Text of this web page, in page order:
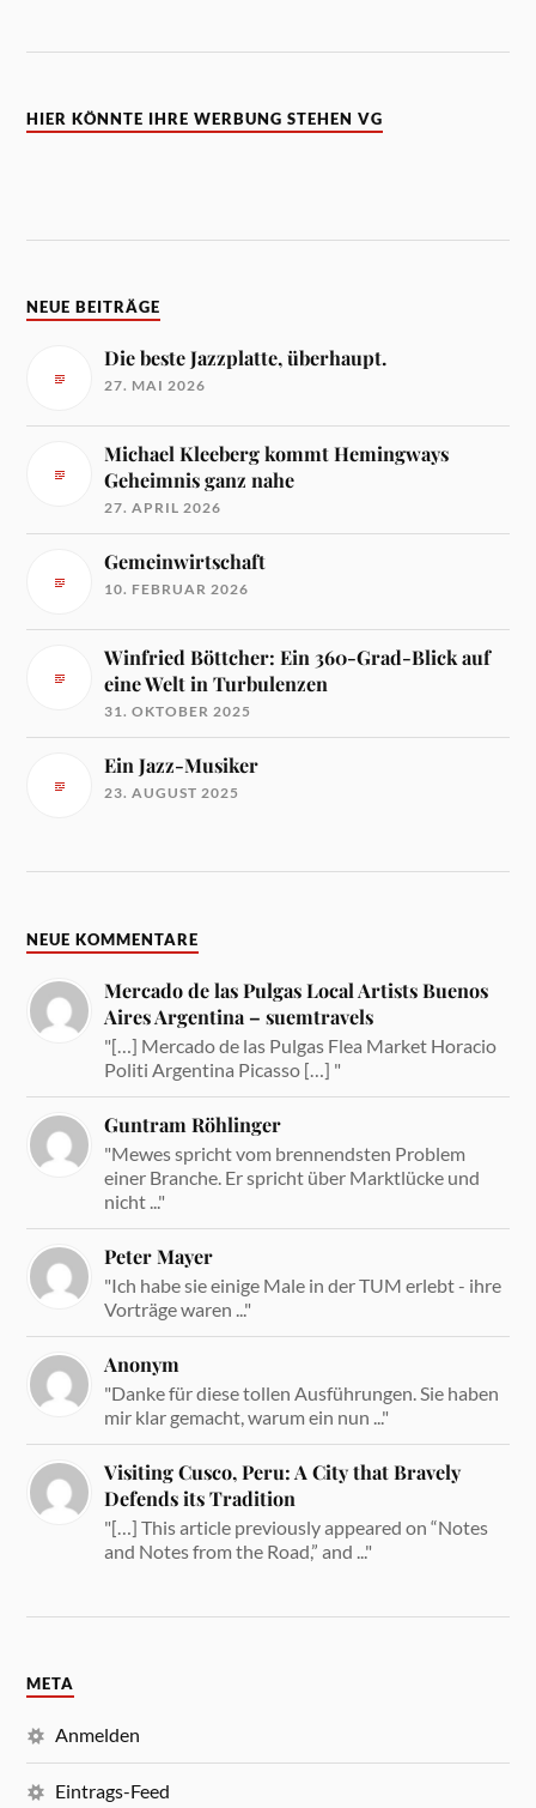
HIER KÖNNTE IHRE WERBUNG STEHEN VG
NEUE BEITRÄGE
Die beste Jazzplatte, überhaupt.
27. MAI 2026
Michael Kleeberg kommt Hemingways
Geheimnis ganz nahe
27. APRIL 2026
Gemeinwirtschaft
10. FEBRUAR 2026
Winfried Böttcher: Ein 360-Grad-Blick auf
eine Welt in Turbulenzen
31. OKTOBER 2025
Ein Jazz-Musiker
23. AUGUST 2025
NEUE KOMMENTARE
Mercado de las Pulgas Local Artists Buenos
Aires Argentina – suemtravels
"[…] Mercado de las Pulgas Flea Market Horacio
Politi Argentina Picasso […] "
Guntram Röhlinger
"Mewes spricht vom brennendsten Problem
einer Branche. Er spricht über Marktlücke und
nicht ..."
Peter Mayer
"Ich habe sie einige Male in der TUM erlebt - ihre
Vorträge waren ..."
Anonym
"Danke für diese tollen Ausführungen. Sie haben
mir klar gemacht, warum ein nun ..."
Visiting Cusco, Peru: A City that Bravely
Defends its Tradition
"[…] This article previously appeared on “Notes
and Notes from the Road,” and ..."
META
Anmelden
Eintrags-Feed